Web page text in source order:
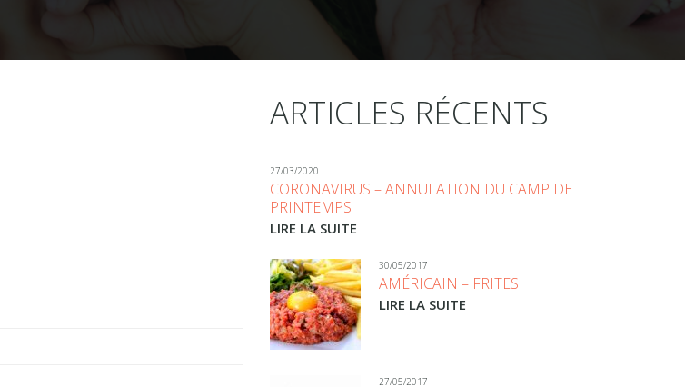
ARTICLES RÉCENTS
27/03/2020
CORONAVIRUS – ANNULATION DU CAMP DE
PRINTEMPS
LIRE LA SUITE
30/05/2017
AMÉRICAIN – FRITES
LIRE LA SUITE
27/05/2017